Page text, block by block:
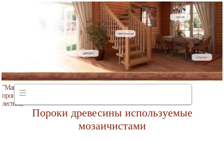
"Мануфактура"
производство деревянных
лестниц
Пороки древесины используемые
мозаичистами